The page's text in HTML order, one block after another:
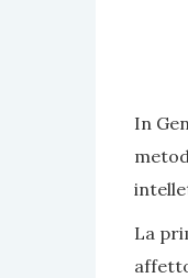
In
La